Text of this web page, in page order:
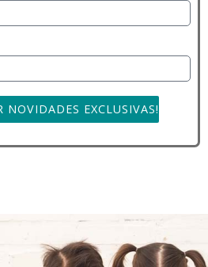
NOVIDADES EXCLUSIVAS!